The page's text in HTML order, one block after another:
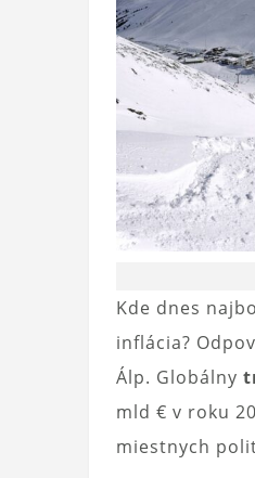
Kde dnes
inflácia?
Álp. Globálny
mld € v roku
miestnych